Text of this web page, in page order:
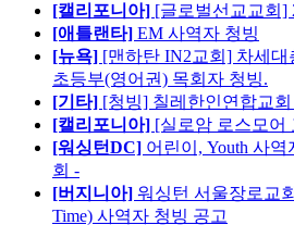
[캘리포니아] [글로벌선교교회]
[애틀랜타] EM 사역자 청빙
[뉴욕] [맨하탄 IN2교회] 차세
초등부(영어권) 목회자 청빙.
[기타] [청빙] 칠레한인연합교
[캘리포니아] [실로암 로스모어
[워싱턴DC] 어린이, Youth 사
회 -
[버지니아] 워싱턴 서울장로교
Time) 사역자 청빙 공고